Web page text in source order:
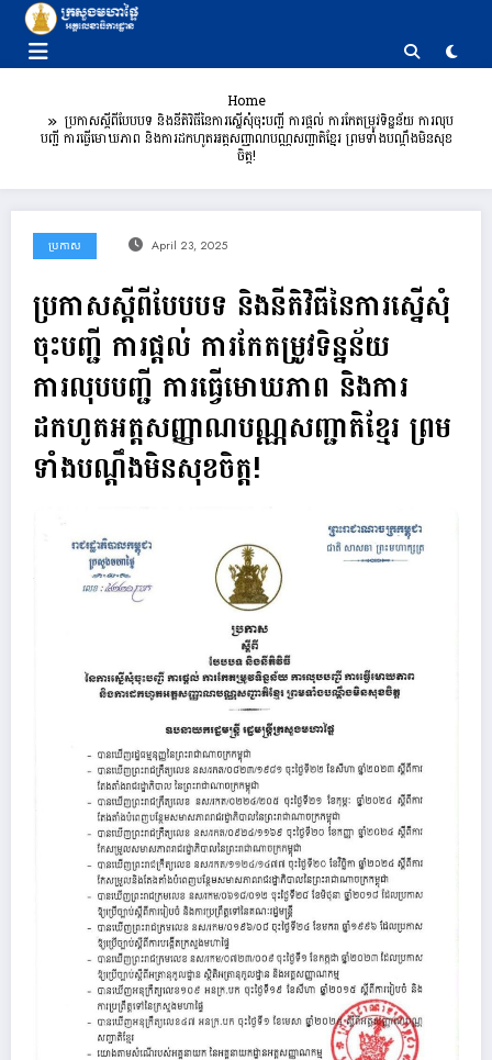
content
Home
ប្រកាសស្តីពីបែបបទ និងនីតិវិធីនៃការស្នើសុំចុះបញ្ជី ការផ្តល់ ការកែតម្រូវទិន្នន័យ ការលុប
បញ្ជី ការធ្វើមោឃភាព និងការដកហូតអត្តសញ្ញាណបណ្ណសញ្ជាតិខ្មែរ ព្រមទាំងបណ្តឹងមិនសុខ
ចិត្ត!
ប្រកាស April 23, 2025
ប្រកាសស្តីពីបែបបទ និងនីតិវិធីនៃការស្នើសុំ
ចុះបញ្ជី ការផ្តល់ ការកែតម្រូវទិន្នន័យ
ការលុបបញ្ជី ការធ្វើមោឃភាព និងការ
ដកហូតអត្តសញ្ញាណបណ្ណសញ្ជាតិខ្មែរ ព្រម
ទាំងបណ្តឹងមិនសុខចិត្ត!